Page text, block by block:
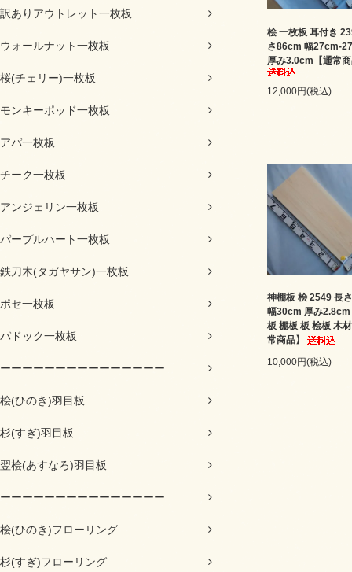
訳ありアウトレット一枚板
ウォールナット一枚板
桜(チェリー)一枚板
モンキーポッド一枚板
アパ一枚板
チーク一枚板
アンジェリン一枚板
パープルハート一枚板
鉄刀木(タガヤサン)一枚板
ポセ一枚板
パドック一枚板
ーーーーーーーーーーーーーーー
桧(ひのき)羽目板
杉(すぎ)羽目板
翌桧(あすなろ)羽目板
ーーーーーーーーーーーーーーー
桧(ひのき)フローリング
杉(すぎ)フローリング
桧 一枚板 耳付き
さ86cm 幅27cm-
厚み3.0cm【通常
12,000円(税込)
神棚板 桧 2549 長
幅30cm 厚み2.8cm
板 棚板 板 桧板 木
常商品】
10,000円(税込)